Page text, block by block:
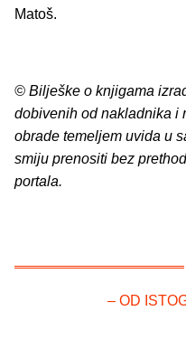
Matoš.
© Bilješke o knjigama
dobivenih od nakladnika i
obrade temeljem uvida u
smiju prenositi bez
portala.
– OD